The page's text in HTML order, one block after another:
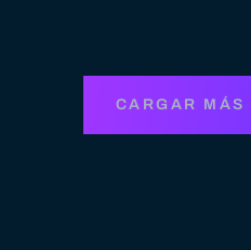
CARGAR MÁS